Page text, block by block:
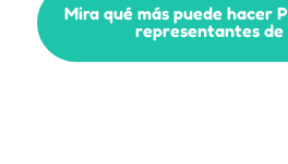
Mira qué más puede hacer
representantes